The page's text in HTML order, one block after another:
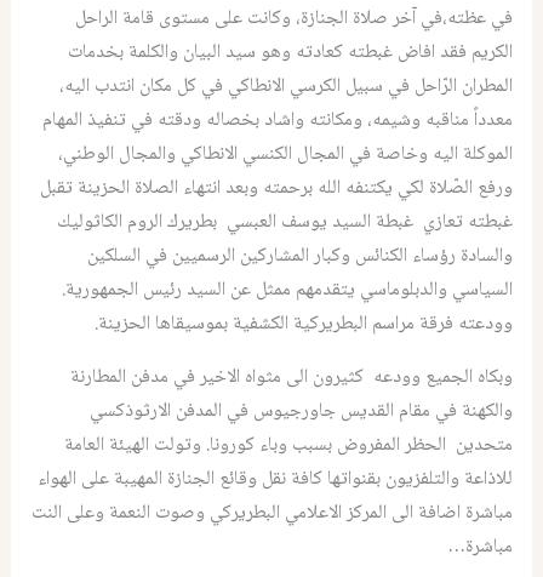
في عظته،في آخر صلاة الجنازة، وكانت على مستوى قامة الراحل
الكريم فقد افاض غبطته كعادته وهو سيد البيان والكلمة بخدمات
المطران الرّاحل في سبيل الكرسي الانطاكي في كل مكان انتدب اليه،
معدداً مناقبه وشيمه، ومكانته واشاد بخصاله ودقته في تنفيذ المهام
الموكلة اليه وخاصة في المجال الكنسي الانطاكي والمجال الوطني،
ورفع الصّلاة لكي يكتنفه الله برحمته وبعد انتهاء الصلاة الحزينة تقبل
غبطته تعازي غبطة السيد يوسف العبسي بطريرك الروم الكاثوليك
والسادة رؤساء الكنائس وكبار المشاركين الرسميين في السلكين
السياسي والدبلوماسي يتقدمهم ممثل عن السيد رئيس الجمهورية.
وودعته فرقة مراسم البطريركية الكشفية بموسيقاها الحزينة.
وبكاه الجميع وودعه كثيرون الى مثواه الاخير في مدفن المطارنة
والكهنة في مقام القديس جاورجيوس في المدفن الارثوذكسي
متحدين الحظر المفروض بسبب وباء كورونا. وتولت الهيئة العامة
للاذاعة والتلفزيون بقنواتها كافة نقل وقائع الجنازة المهيبة على الهواء
مباشرة اضافة الى المركز الاعلامي البطريركي وصوت النعمة وعلى النت
مباشرة…